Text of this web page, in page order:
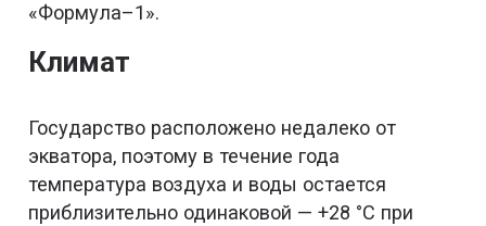
«Формула–1».
Климат
Государство расположено недалеко от
экватора, поэтому в течение года
температура воздуха и воды остается
приблизительно одинаковой — +28 °С при